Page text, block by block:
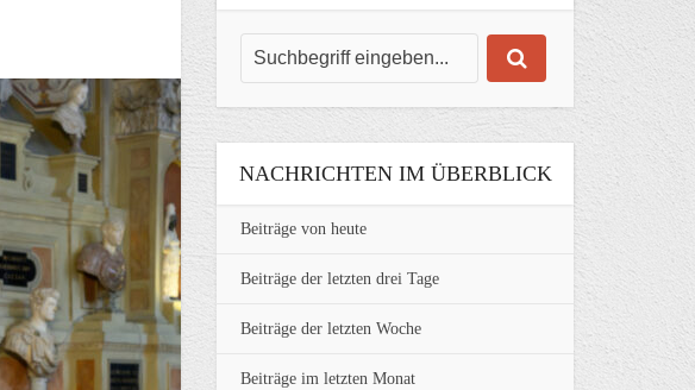
NACHRICHTEN IM ÜBERBLICK
Beiträge von heute
Beiträge der letzten drei Tage
Beiträge der letzten Woche
Beiträge im letzten Monat